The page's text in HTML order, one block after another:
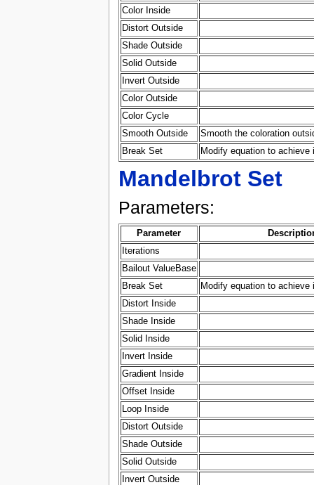
Color Inside
Distort Outside
Shade Outside
Solid Outside
Invert Outside
Color Outside
Color Cycle
Smooth Outside
Smooth the coloration
Break Set
Modify equation to achieve
Mandelbrot Set
Parameters:
Parameter
Iterations
Bailout ValueBase
Break Set
Modify equation to achieve
Distort Inside
Shade Inside
Solid Inside
Invert Inside
Gradient Inside
Offset Inside
Loop Inside
Distort Outside
Shade Outside
Solid Outside
Invert Outside